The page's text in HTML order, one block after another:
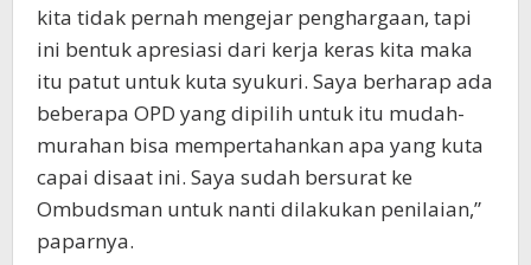
kita tidak pernah mengejar penghargaan, tapi
ini bentuk apresiasi dari kerja keras kita maka
itu patut untuk kuta syukuri. Saya berharap ada
beberapa OPD yang dipilih untuk itu mudah-
murahan bisa mempertahankan apa yang kuta
capai disaat ini. Saya sudah bersurat ke
Ombudsman untuk nanti dilakukan penilaian,”
paparnya.